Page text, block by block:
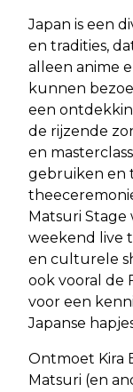
Japan is een
en tradities,
alleen anime
kunnen
een
de rijzende
en
gebruiken en
Matsuri
weekend live
en culturele
ook vooral de
voor een
Japanse
Ontmoet Kira
Matsuri (en